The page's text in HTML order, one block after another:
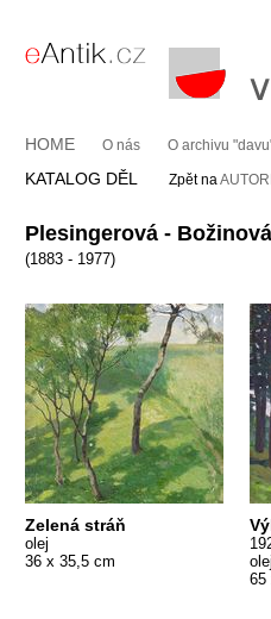
HOME O nás O archivu
KATALOG DĚL Zpět na
Plesingerová -
(1883 - 1977)
Zelená stráň
olej
36 x 35,5 cm
olej
65